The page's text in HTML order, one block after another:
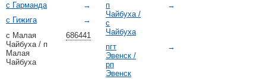
→
с Гарманда
→
с Гижига
686441
с Малая
Чайбуха / п
Малая
Чайбуха
→
п
Чайбуха /
с
Чайбуха
→
пгт
Эвенск /
рп
Эвенск